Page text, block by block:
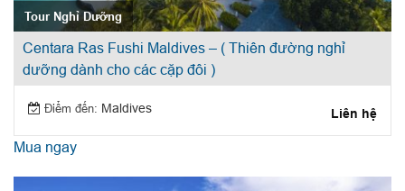
Tour Nghỉ Dưỡng
Centara Ras Fushi Maldives – ( Thiên đường nghỉ
dưỡng dành cho các cặp đôi )
Điểm đến: Maldives Liên hệ
Mua ngay